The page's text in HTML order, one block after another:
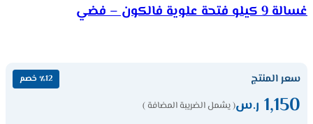
غسالة 9 كيلو فتحة علوية فالكون – فضي
سعر المنتج ٪12 خصم
1,150 ر.س( يشمل الضريبة المضافة )